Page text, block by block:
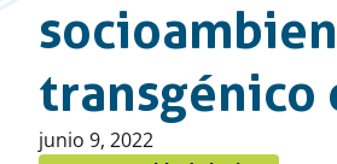
transgénico
Publicado
junio 9, 2022